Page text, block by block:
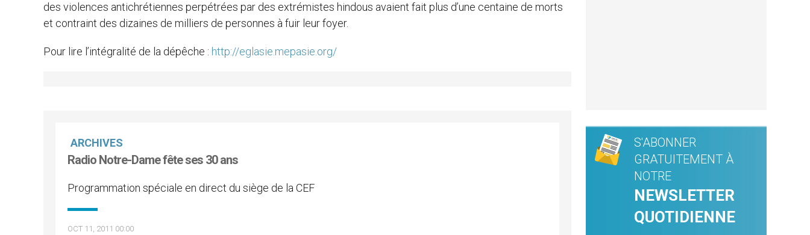
des violences antichrétiennes perpétrées par des extrémistes hindous avaient fait plus d’une centaine de morts
et contraint des dizaines de milliers de personnes à fuir leur foyer.
Pour lire l’intégralité de la dépêche : http://eglasie.mepasie.org/
ARCHIVES
Radio Notre-Dame fête ses 30 ans
Programmation spéciale en direct du siège de la CEF
OCT 11, 2011 00:00
S'ABONNER
GRATUITEMENT À
NOTRE
NEWSLETTER
QUOTIDIENNE